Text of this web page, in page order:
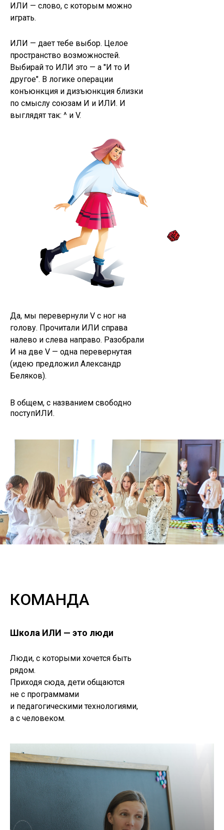
ИЛИ — слово, с которым можно
играть.
Да, мы перевернули V c ног на
голову. Прочитали ИЛИ справа
налево и слева направо. Разобрали
И на две V — одна перевернутая
(идею предложил Александр
Беляков).
В общем, с названием свободно
поступИЛИ.
ИЛИ — дает тебе выбор. Целое
пространство возможностей.
Выбирай то ИЛИ это — а "И то И
другое". В логике операции
конъюнкция и дизъюнкция близки
по смыслу союзам И и ИЛИ. И
выглядят так: ^ и V.
КОМАНДА
Школа ИЛИ — это люди
Люди, с которыми хочется быть
рядом.
Приходя сюда, дети общаются
не с программами
и педагогическими технологиями,
а с человеком.